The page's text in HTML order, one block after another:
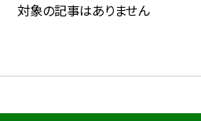
対象の記事はありません